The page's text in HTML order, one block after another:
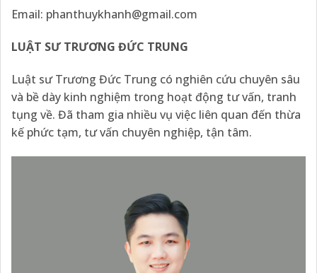
Email: phanthuykhanh@gmail.com
LUẬT SƯ TRƯƠNG ĐỨC TRUNG
Luật sư Trương Đức Trung có nghiên cứu chuyên sâu
và bề dày kinh nghiệm trong hoạt động tư vấn, tranh
tụng về. Đã tham gia nhiều vụ việc liên quan đến thừa
kế phức tạm, tư vấn chuyên nghiệp, tận tâm.